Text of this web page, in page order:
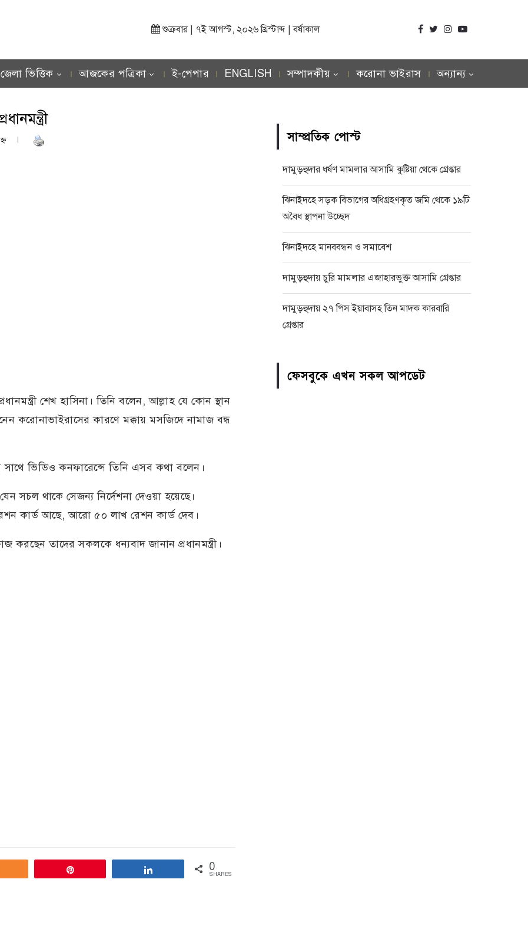
শুক্রবার | ৭ই আগস্ট, ২০২৬ খ্রিস্টাব্দ | বর্ষাকাল
জেলা ভিত্তিক আজকের পত্রিকা ই-পেপার ENGLISH সম্পাদকীয় করোনা ভাইরাস অন্যান্য
শেখ হাসিনা। তিনি বলেন, আল্লাহ যে কোন স্থান
কারণে মক্কায় মসজিদে নামাজ বন্ধ
ভিডিও কনফারেন্সে তিনি এসব কথা বলেন।
সচল থাকে সেজন্য নির্দেশনা দেওয়া হয়েছে।
কার্ড আছে, আরো ৫০ লাখ রেশন কার্ড দেব।
করছেন তাদের সকলকে ধন্যবাদ জানান প্রধানমন্ত্রী।
0
SHARES
সাম্প্রতিক পোস্ট
দামুড়হুদার ধর্ষণ মামলার আসামি কুষ্টিয়া থেকে গ্রেপ্তার
ঝিনাইদহে সড়ক বিভাগের অধিগ্রহণকৃত জমি থেকে ১৯টি
অবৈধ স্থাপনা উচ্ছেদ
ঝিনাইদহে মানববন্ধন ও সমাবেশ
দামুড়হুদায় চুরি মামলার এজাহারভুক্ত আসামি গ্রেপ্তার
দামুড়হুদায় ২৭ পিস ইয়াবাসহ তিন মাদক কারবারি
গ্রেপ্তার
ফেসবুকে এখন সকল আপডেট